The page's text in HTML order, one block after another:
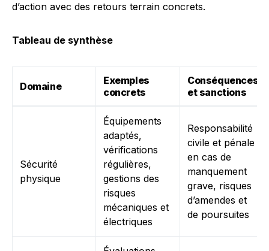
d’action avec des retours terrain concrets.
Tableau de synthèse
Domaine
Exemples
concrets
Conséquences
et sanctions
Sécurité
physique
Équipements
adaptés,
vérifications
régulières,
gestions des
risques
mécaniques et
électriques
Responsabilité
civile et pénale
en cas de
manquement
grave, risques
d’amendes et
de poursuites